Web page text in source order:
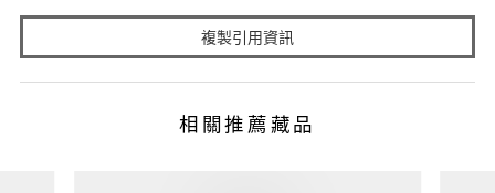
複製引用資訊
相關推薦藏品